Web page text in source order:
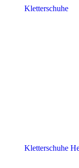
Kletterschuhe
Kletterschuhe